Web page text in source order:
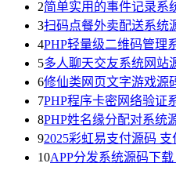
2简单实用的事件记录系
3扫码点餐外卖配送系统
4PHP轻量级二维码管理
5多人聊天交友系统网站
6修仙类网页文字游戏源
7PHP程序卡密网络验证
8PHP姓名缘分配对系统
92025彩虹易支付源码
10APP分发系统源码下